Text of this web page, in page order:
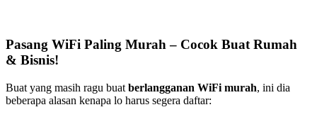
Pasang WiFi Paling Murah – Cocok Buat Rumah
& Bisnis!
Buat yang masih ragu buat berlangganan WiFi murah, ini dia
beberapa alasan kenapa lo harus segera daftar: